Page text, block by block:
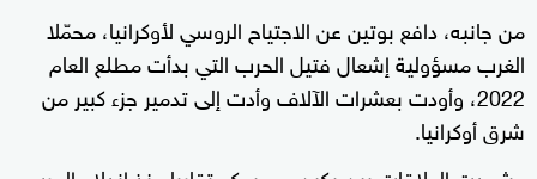
من جانبه، دافع بوتين عن الاجتياح الروسي لأوكرانيا، محمّلا
الغرب مسؤولية إشعال فتيل الحرب التي بدأت مطلع العام
2022، وأودت بعشرات الآلاف وأدت إلى تدمير جزء كبير من
شرق أوكرانيا.